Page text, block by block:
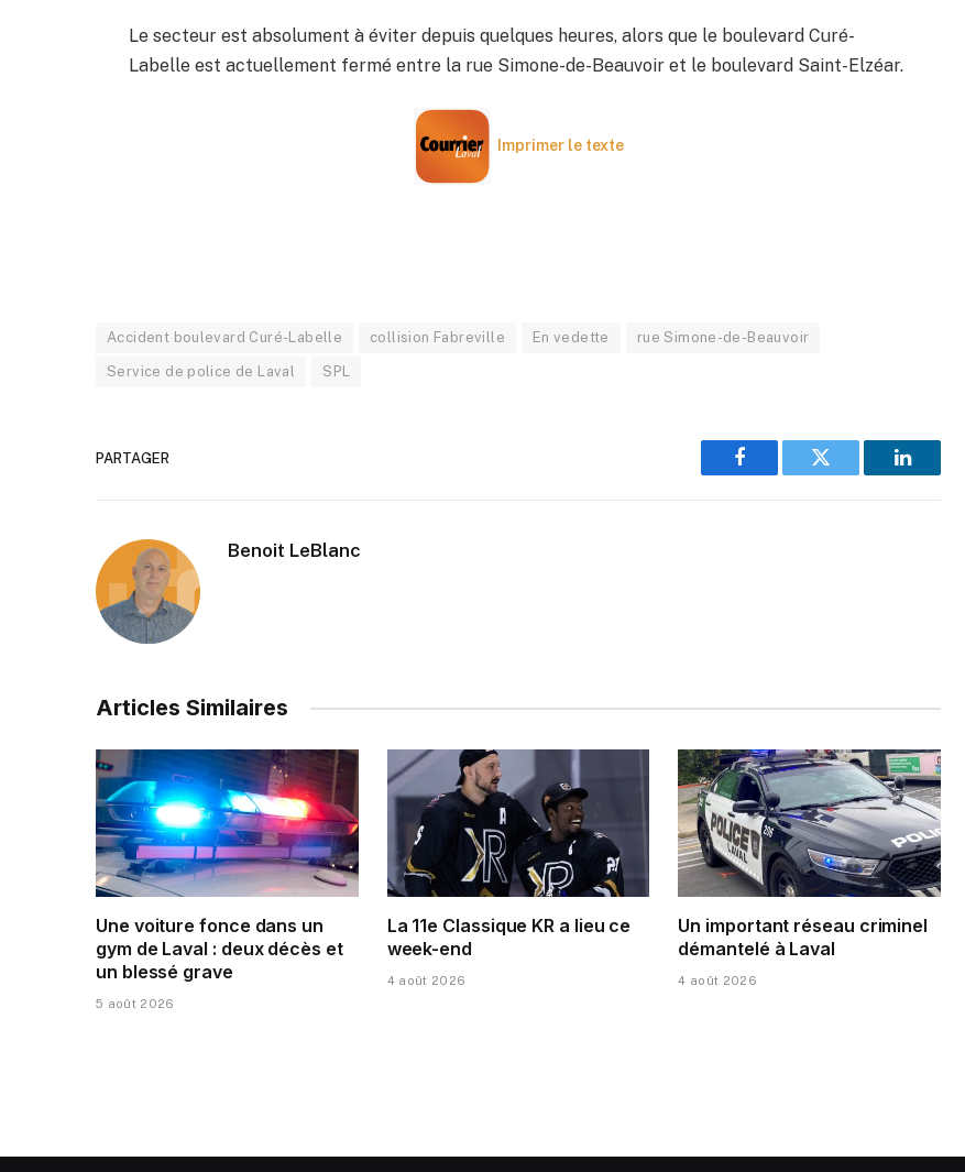
Le secteur est absolument à éviter depuis quelques heures, alors que le boulevard Curé-
Labelle est actuellement fermé entre la rue Simone-de-Beauvoir et le boulevard Saint-Elzéar.
Imprimer le texte
Accident boulevard Curé-Labelle collision Fabreville En vedette rue Simone-de-Beauvoir
Service de police de Laval SPL
PARTAGER
Facebook Twitter LinkedIn
Benoit LeBlanc
Articles Similaires
Une voiture fonce dans un
gym de Laval : deux décès et
un blessé grave
5 août 2026
La 11e Classique KR a lieu ce
week-end
4 août 2026
Un important réseau criminel
démantelé à Laval
4 août 2026